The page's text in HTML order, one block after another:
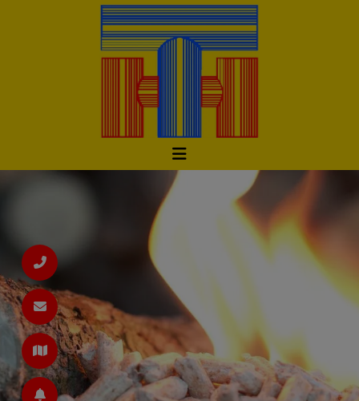
schließen
schließen
schließen